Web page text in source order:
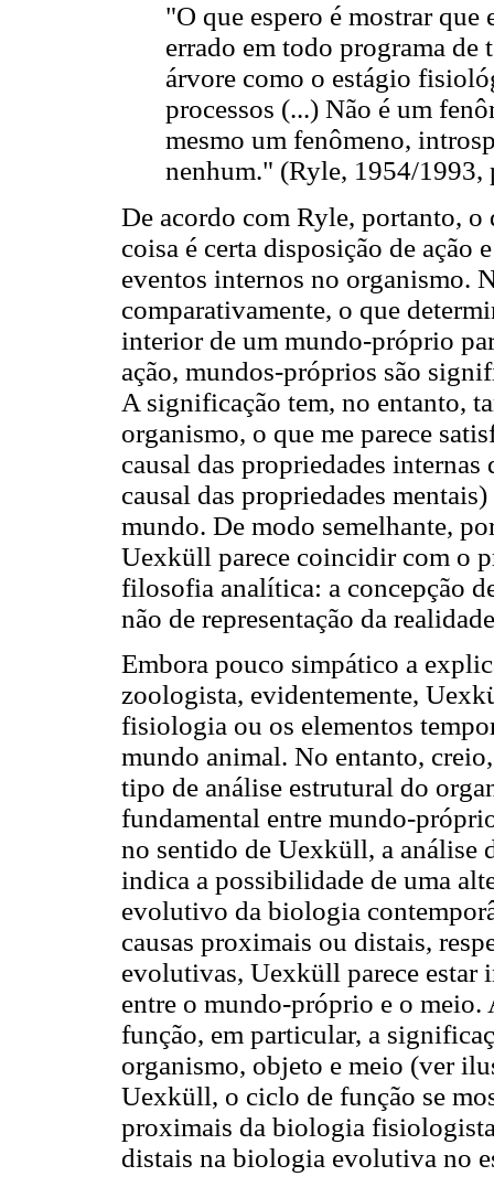
"O que espero é mostrar que
errado em todo programa de
árvore como o estágio
processos (...) Não é um
mesmo um fenômeno,
nenhum." (Ryle, 1954/1993,
De acordo com Ryle, portanto,
coisa é certa disposição de ação
eventos internos no organismo.
comparativamente, o que
interior de um mundo-próprio
ação, mundos-próprios são
A significação tem, no entanto,
organismo, o que me parece
causal das propriedades
causal das propriedades
mundo. De modo semelhante,
Uexküll parece coincidir com o
filosofia analítica: a concepção
não de representação da
Embora pouco simpático a
zoologista, evidentemente,
fisiologia ou os elementos
mundo animal. No entanto,
tipo de análise estrutural do
fundamental entre mundo-
no sentido de Uexküll, a análise
indica a possibilidade de uma
evolutivo da biologia
causas proximais ou distais,
evolutivas, Uexküll parece estar
entre o mundo-próprio e o meio.
função, em particular, a
organismo, objeto e meio (ver
Uexküll, o ciclo de função se
proximais da biologia
distais na biologia evolutiva no